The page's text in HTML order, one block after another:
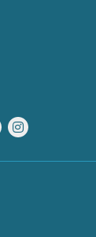
X Instagram